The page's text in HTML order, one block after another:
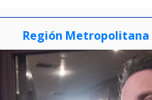
Región Metropolitana